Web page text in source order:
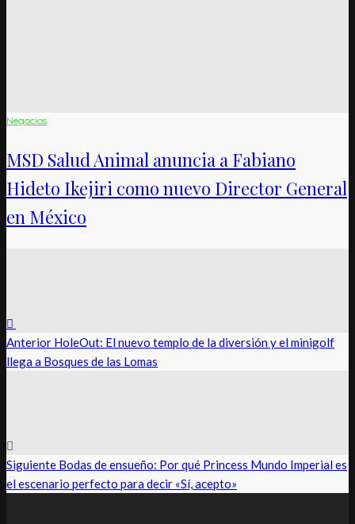
Negocios
MSD Salud Animal anuncia a Fabiano
Hideto Ikejiri como nuevo Director General
en México
Anterior HoleOut: El nuevo templo de la diversión y el minigolf
llega a Bosques de las Lomas
Siguiente Bodas de ensueño: Por qué Princess Mundo Imperial es
el escenario perfecto para decir «Sí, acepto»